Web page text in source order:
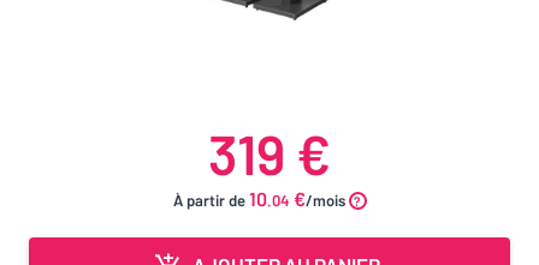
319 €
À partir de10.04 €/mois